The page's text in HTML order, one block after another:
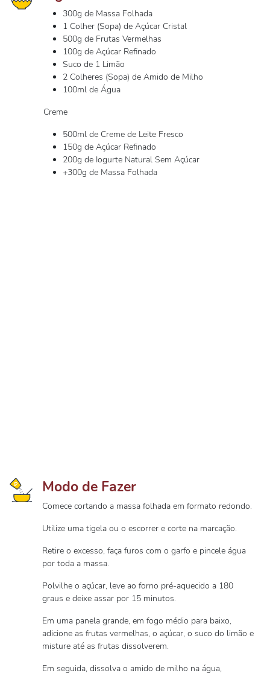
300g de Massa Folhada
1 Colher (Sopa) de Açúcar Cristal
500g de Frutas Vermelhas
100g de Açúcar Refinado
Suco de 1 Limão
2 Colheres (Sopa) de Amido de Milho
100ml de Água
Creme
500ml de Creme de Leite Fresco
150g de Açúcar Refinado
200g de Iogurte Natural Sem Açúcar
+300g de Massa Folhada
Modo de Fazer
Comece cortando a massa folhada em formato redondo.
Utilize uma tigela ou o escorrer e corte na marcação.
Retire o excesso, faça furos com o garfo e pincele água
por toda a massa.
Polvilhe o açúcar, leve ao forno pré-aquecido a 180
graus e deixe assar por 15 minutos.
Em uma panela grande, em fogo médio para baixo,
adicione as frutas vermelhas, o açúcar, o suco do limão e
misture até as frutas dissolverem.
Em seguida, dissolva o amido de milho na água,